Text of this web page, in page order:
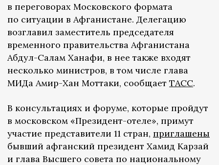
в переговорах Московского формата
по ситуации в Афганистане. Делегацию
возглавил заместитель председателя
временного правительства Афганистана
Абдул-Салам Ханафи, в нее также входят
несколько министров, в том числе глава
МИДа Амир-Хан Моттаки, сообщает ТАСС.
В консультациях и форуме, которые пройдут
в московском «Президент-отеле», примут
участие представители 11 стран, приглашены
бывший афганский президент Хамид Карзай
и глава Высшего совета по национальному